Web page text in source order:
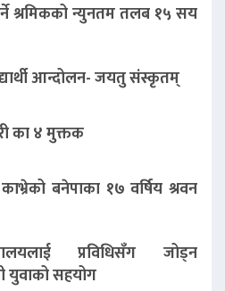
श्रमिकको न्युनतम तलब १५ सय
आन्दोलन- जयतु संस्कृतम्‌
का ४ मुक्तक
बनेपाका १७ वर्षिय श्रवन
प्रविधिसँग जोड्न
युवाको सहयोग